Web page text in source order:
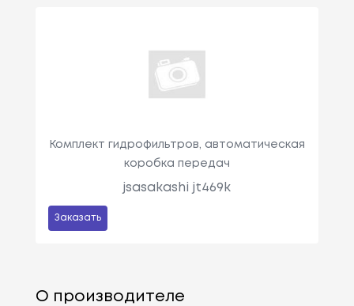
Комплект гидрофильтров, автоматическая
коробка передач
jsasakashi jt469k
Заказать
О производителе